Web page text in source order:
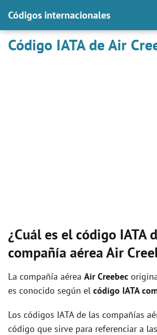
Códigos internacionales
Código IATA de Air
¿Cuál es el código IATA
compañía aérea Air
La compañía aérea Air Creebec
es conocido según el código IATA
Los códigos IATA de las compañías
código que sirve para referenciar a